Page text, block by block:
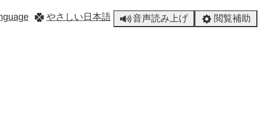
やさしい日本語 音声読み上げ 閲覧補助